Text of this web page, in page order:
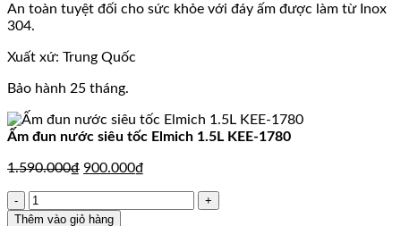
An toàn tuyệt đối cho sức khỏe với đáy ấm được làm từ Inox
304.
Xuất xứ: Trung Quốc
Bảo hành 25 tháng.
Ấm đun nước siêu tốc Elmich 1.5L KEE-1780
1.590.000₫ Giá
1.590.000₫.
900.000₫
Ấm
đun
Thêm vào giỏ hàng